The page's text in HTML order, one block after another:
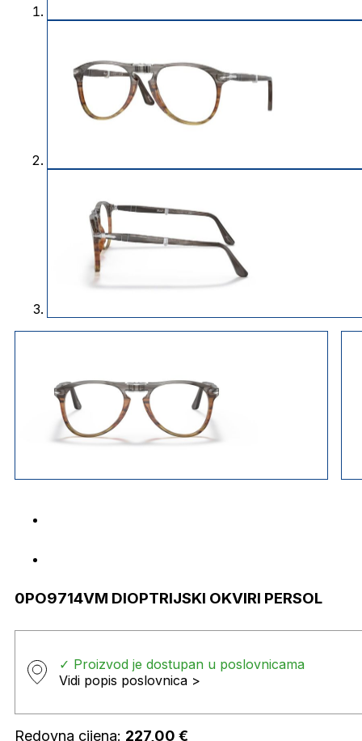
0PO9714VM DIOPTRIJSKI OKVIRI PERSOL
✓ Proizvod je dostupan u poslovnicama
Vidi popis poslovnica >
Redovna cijena: 227,00 €